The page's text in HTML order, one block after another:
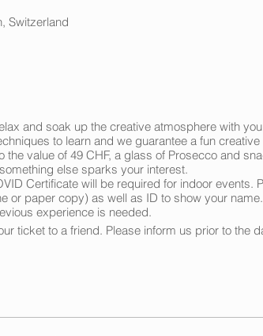
Switzerland
and soak up the creative atmosphere with
to learn and we guarantee a fun
value of 49 CHF, a glass of Prosecco and
else sparks your interest.
Certificate will be required for indoor events.
or paper copy) as well as ID to show your name.
experience is needed.
ticket to a friend. Please inform us prior to the